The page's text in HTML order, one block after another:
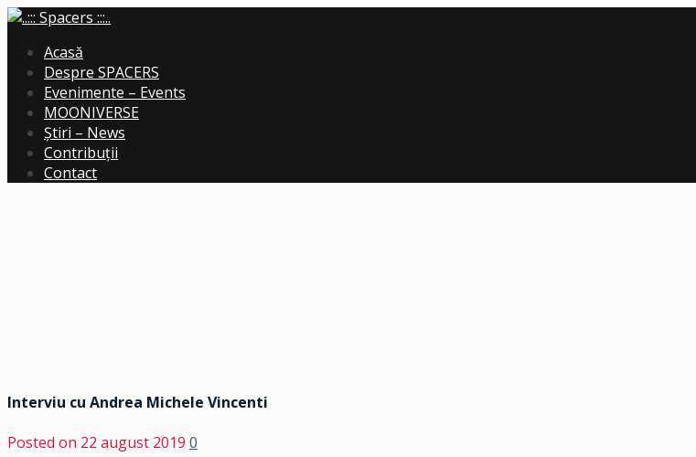
Acasă
Despre SPACERS
Evenimente – Events
MOONIVERSE
Știri – News
Contribuții
Contact
Interviu cu Andrea Michele Vincenti
Posted on 22 august 2019 0